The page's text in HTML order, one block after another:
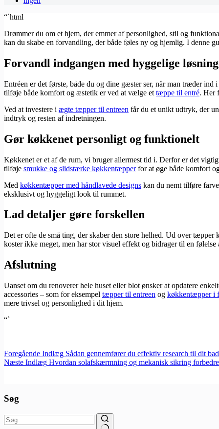
“`html
Drømmer du om et hjem, der emmer af personlighed, stil og
kan du skabe en forvandling, der både føles ny og hjemlig. I denne
Forvandl indgangen med hyggelige
Entréen er det første, både du og dine gæster ser, når man træder
tilføje både komfort og æstetik er ved at vælge et tæppe til entré. Her
Ved at investere i ægte tæpper til entreen får du et unikt udtryk, der
indtryk og resten af indretningen.
Gør køkkenet personligt og funktionelt
Køkkenet er et af de rum, vi bruger allermest tid i. Derfor er det
tilføje smukke og slidstærke køkkentæpperfor at øge både komfort
Med køkkentæpper med håndlavede designs kan du nemt tilføre
eksklusivt og hyggeligt look til rummet.
Lad detaljer gøre forskellen
Det er ofte de små ting, der skaber den store helhed. Ud over
koster ikke meget, men har stor visuel effekt og bidrager til en
Afslutning
Uanset om du renoverer hele huset eller blot ønsker at opdatere
accessories – som for eksempel tæpper til entreen og køkkentæpper i
mere trivsel og personlighed i dit hjem.
“`
Foregående Indlæg Sådan gennemfører du effektiv research til dit
Næste Indlæg Hvordan solafskærmning og mekanisk sikring
Søg